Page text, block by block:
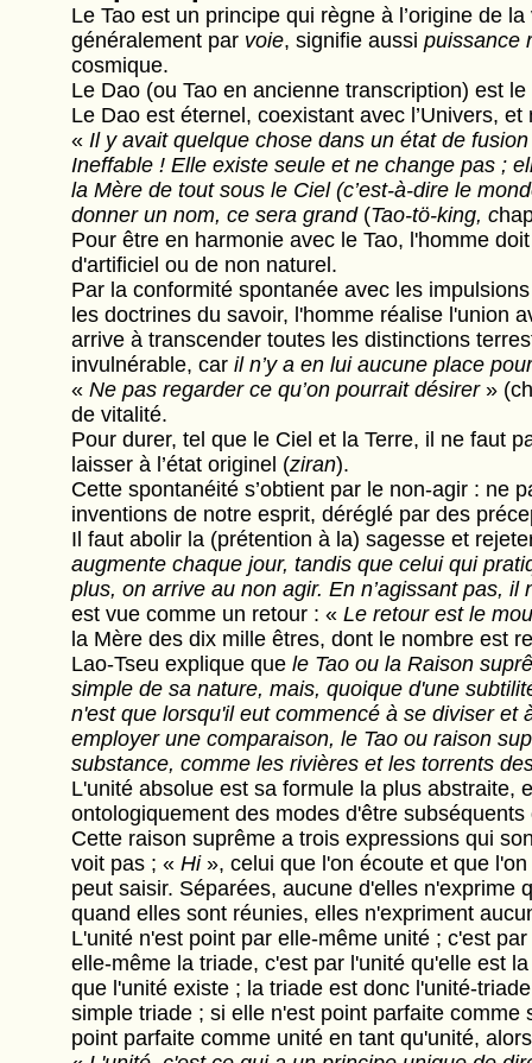
Le Tao est un principe qui règne à l’origine de
généralement par voie, signifie aussi puissance
cosmique.
Le Dao (ou Tao en ancienne transcription) est
Le Dao est éternel, coexistant avec l’Univers,
« Il y avait quelque chose dans un état de
Ineffable ! Elle existe seule et ne change pas ;
la Mère de tout sous le Ciel (c’est-à-dire le
donner un nom, ce sera grand(Tao-tö-king, c
Pour être en harmonie avec le Tao, l'homme
d'artificiel ou de non naturel.
Par la conformité spontanée avec les
les doctrines du savoir, l'homme réalise l'union
arrive à transcender toutes les distinctions
invulnérable, car il n’y a en lui aucune place
« Ne pas regarder ce qu’on pourrait désirer»
de vitalité.
Pour durer, tel que le Ciel et la Terre, il ne faut
laisser à l’état originel (ziran).
Cette spontanéité s’obtient par le non-agir : ne
inventions de notre esprit, déréglé par des
Il faut abolir la (prétention à la) sagesse et
augmente chaque jour, tandis que celui qui
plus, on arrive au non agir. En n’agissant pas, il
est vue comme un retour : « Le retour est le
la Mère des dix mille êtres, dont le nombre est
Lao-Tseu explique que le Tao ou la Raison
simple de sa nature, mais, quoique d'une
n'est que lorsqu'il eut commencé à se diviser
employer une comparaison, le Tao ou raison
substance, comme les rivières et les torrents
L'unité absolue est sa formule la plus abstraite,
ontologiquement des modes d'être
Cette raison suprême a trois expressions qui
voit pas ; « Hi», celui que l'on écoute et que
peut saisir. Séparées, aucune d'elles n'exprime
quand elles sont réunies, elles n'expriment
L'unité n'est point par elle-même unité ; c'est
elle-même la triade, c'est par l'unité qu'elle est
que l'unité existe ; la triade est donc l'unité-
simple triade ; si elle n'est point parfaite
point parfaite comme unité en tant qu'unité,